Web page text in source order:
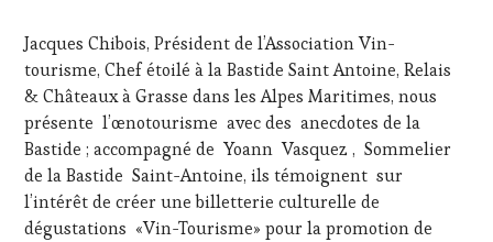
Jacques Chibois, Président de l’Association Vin-
tourisme, Chef étoilé à la Bastide Saint Antoine, Relais
& Châteaux à Grasse dans les Alpes Maritimes, nous
présente l’œnotourisme avec des anecdotes de la
Bastide ; accompagné de Yoann Vasquez , Sommelier
de la Bastide Saint-Antoine, ils témoignent sur
l’intérêt de créer une billetterie culturelle de
dégustations «Vin-Tourisme» pour la promotion de